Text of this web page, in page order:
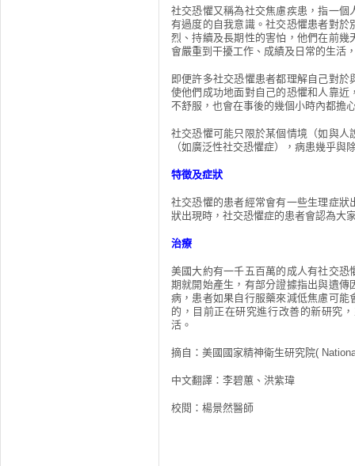
社交恐懼又稱為社交焦慮疾患，指一
有過度的自我意識。社交恐懼患者對
烈、持續及長期性的害怕，他們在前
會嚴重到干擾工作、成績及日常的生活
即便許多社交恐懼患者都理解自己對
使他們成功地面對自己的恐懼和人靠
不舒服，也會在事後的幾個小時內都擔
社交恐懼可能只限於某個情境（如與
（如廣泛性社交恐懼症），病患幾乎
特徵及症狀
社交恐懼的患者經常會有一些生理症
狀出現時，社交恐懼症的患者會認為大
治療
美國大約有一千五百萬的成人有社交
期就開始產生，有部分證據指出與遺
病，患者如果自行服藥來減低焦慮可
的，目前正在研究進行改善的新研究
活。
摘自：美國國家精神衛生研究院(
中文翻譯：李碧蕙、洪紫瑋
校閱：楊景然醫師